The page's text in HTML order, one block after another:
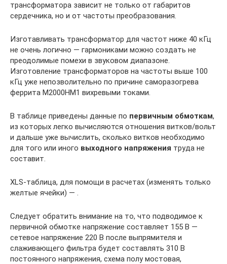
трансформатора зависит не только от габаритов
сердечника, но и от частоты преобразования.
Изготавливать трансформатор для частот ниже 40 кГц
не очень логично — гармониками можно создать не
преодолимые помехи в звуковом диапазоне.
Изготовление трансформаторов на частоты выше 100
кГц уже непозволительно по причине саморазогрева
феррита М2000НМ1 вихревыми токами.
В таблице приведены данные по первичным обмоткам,
из которых легко вычисляются отношения витков/вольт
и дальше уже вычислить, сколько витков необходимо
для того или иного выходного напряжения труда не
составит.
XLS-таблица, для помощи в расчетах (изменять только
желтые ячейки) — .
Следует обратить внимание на то, что подводимое к
первичной обмотке напряжение составляет 155 В —
сетевое напряжение 220 В после выпрямителя и
слаживающего фильтра будет составлять 310 В
постоянного напряжения, схема полу мостовая,